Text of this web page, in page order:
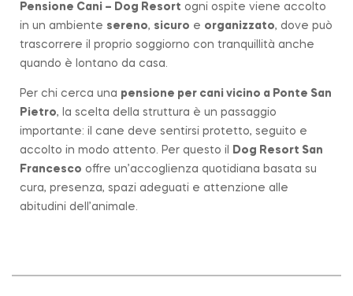
Pensione Cani – Dog Resort ogni ospite viene accolto
in un ambiente sereno, sicuro e organizzato, dove può
trascorrere il proprio soggiorno con tranquillità anche
quando è lontano da casa.
Per chi cerca una pensione per cani vicino a Ponte San
Pietro, la scelta della struttura è un passaggio
importante: il cane deve sentirsi protetto, seguito e
accolto in modo attento. Per questo il
Dog Resort San
Francesco offre un’accoglienza quotidiana basata su
cura, presenza, spazi adeguati e attenzione alle
abitudini dell’animale.